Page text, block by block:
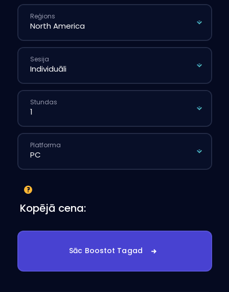
Reģions
Sesija
Stundas
Platforma
Kopējā cena:
Sāc Boostot Tagad